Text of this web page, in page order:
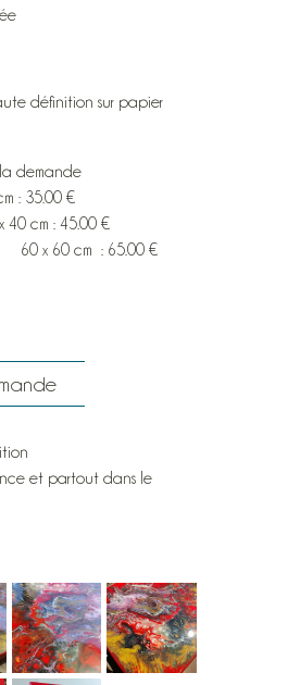
définition sur papier
à la demande
cm : 35.00 €
cm : 45.00 €
cm : 65.00 €
et partout dans le